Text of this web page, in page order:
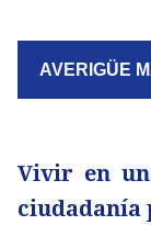
AVERIGÜE
Vivir en
ciudadanía